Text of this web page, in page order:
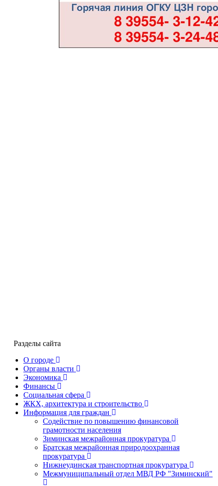
Разделы сайта
О городе
Органы власти
Экономика
Финансы
Социальная сфера
ЖКХ, архитектура и строительство
Информация для граждан
Содействие по повышению финансовой
грамотности населения
Зиминская межрайонная прокуратура
Братская межрайонная природоохранная
прокуратура
Нижнеудинская транспортная прокуратура
Межмуниципальный отдел МВД РФ "Зиминский"